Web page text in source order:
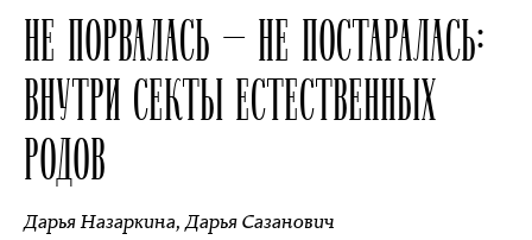
НЕ ПОРВАЛАСЬ — НЕ ПОСТАРАЛАСЬ:
ВНУТРИ СЕКТЫ ЕСТЕСТВЕННЫХ
РОДОВ
Дарья Назаркина,Дарья Сазанович